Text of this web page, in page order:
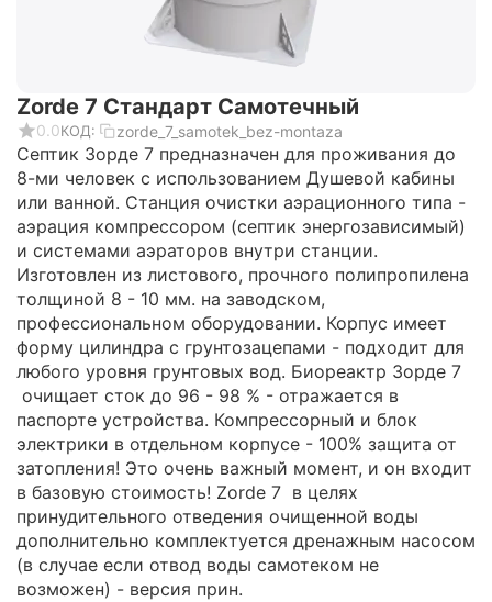
Zorde 7 Стандарт Самотечный
0.0КОД: zorde_7_samotek_bez-montaza
Септик Зорде 7 предназначен для проживания до
8-ми человек с использованием Душевой кабины
или ванной. Станция очистки аэрационного типа -
аэрация компрессором (септик энергозависимый)
и системами аэраторов внутри станции.
Изготовлен из листового, прочного полипропилена
толщиной 8 - 10 мм. на заводском,
профессиональном оборудовании. Корпус имеет
форму цилиндра с грунтозацепами - подходит для
любого уровня грунтовых вод. Биореактр Зорде 7
очищает сток до 96 - 98 % - отражается в
паспорте устройства. Компрессорный и блок
электрики в отдельном корпусе - 100% защита от
затопления! Это очень важный момент, и он входит
в базовую стоимость! Zorde 7 в целях
принудительного отведения очищенной воды
дополнительно комплектуется дренажным насосом
(в случае если отвод воды самотеком не
возможен) - версия прин.